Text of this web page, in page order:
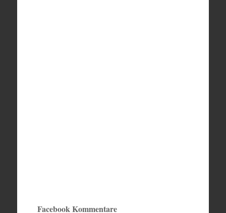
Facebook Kommentare